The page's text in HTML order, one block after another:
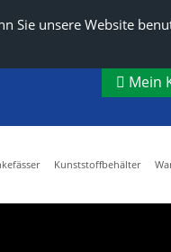
Sie unsere Website
Mein
Kunststoffbehälter